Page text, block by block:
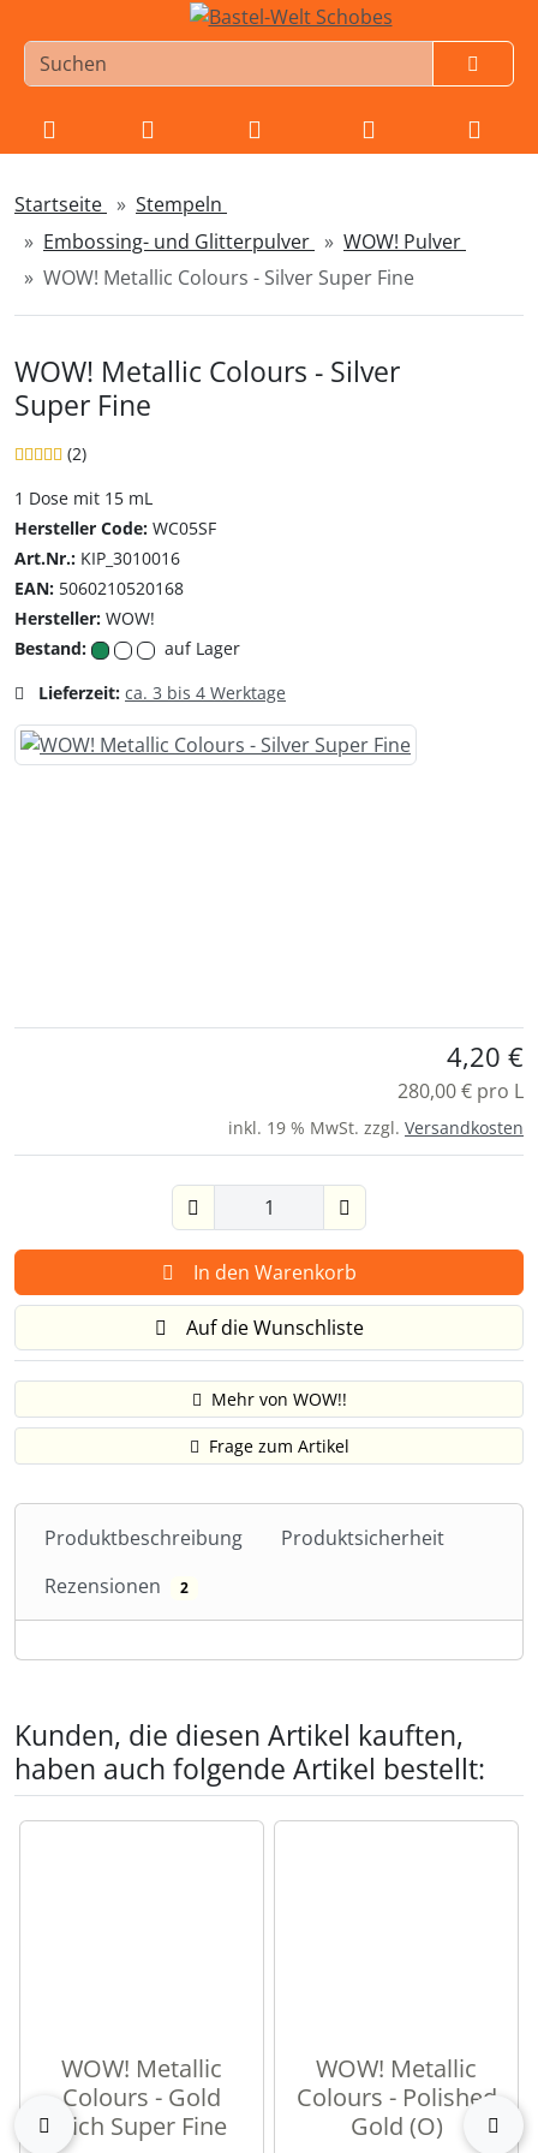
Sprungnavigation
Springe zur Navigation
Springe zum Inhalt
Springe zu den allgemeinen Informationen
Startseite
Stempeln
Embossing- und Glitterpulver
WOW! Pulver
WOW! Metallic Colours - Silver Super Fine
WOW! Metallic Colours - Silver
Super Fine
Bewertung: 5 von 5 Sternen!
(2Bewertungen
)
1 Dose mit 15 mL
Hersteller Code: WC05SF
Art.Nr.: KIP_3010016
EAN: 5060210520168
Hersteller: WOW!
Bestand:
auf Lager
Lieferzeit: ca. 3 bis 4 Werktage
4,20 €
280,00 € pro L
inkl. 19 % MwSt. zzgl. Versandkosten
In den Warenkorb
Auf die Wunschliste
Mehr von WOW!!
Frage zum Artikel
Produktbeschreibung
Produktsicherheit
Rezensionen
2
Kunden, die diesen Artikel kauften,
haben auch folgende Artikel bestellt:
Es folgt ein Produktslider - navigieren Sie mit der Tab-
zurück
WOW! Metallic
Colours - Gold
Rich Super Fine
WOW! Metallic
Colours - Polished
Gold (O)